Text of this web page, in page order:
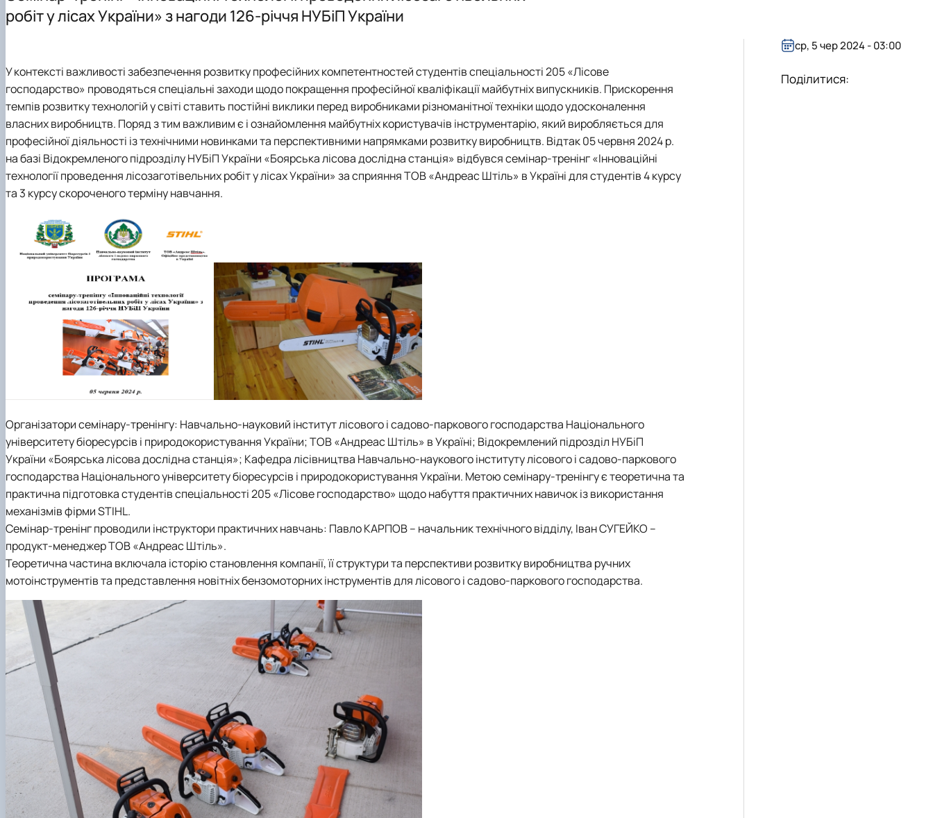
НЛ "Інженерно-технічного забезпечення лісового комплексу"
НЛ "Лісознавства та лісівництва"
ННВЛ "Загального лісівництва та охорони лісу"
Склад кафедри
Виробничі практики
Публікації
Підручники, навчальні посібники, монографії
Пам’яті Володимира Кореня
Міжнародні стандарти з гасіння пожеж
Пожежне законодавство
Публікації
Конференції та семінари
Корисні посилання
Пожежна ситуація в Україні за даними ЗМІ
Проєкти
Партнери
робіт у лісах України» з нагоди 126-річчя НУБіП України
У контексті важливості забезпечення розвитку професійних компетентностей студентів спеціальності 205 «Лісове
господарство» проводяться спеціальні заходи щодо покращення професійної кваліфікації майбутніх випускників. Прискорення
темпів розвитку технологій у світі ставить постійні виклики перед виробниками різноманітної техніки щодо удосконалення
власних виробництв. Поряд з тим важливим є і ознайомлення майбутніх користувачів інструментарію, який виробляється для
професійної діяльності із технічними новинками та перспективними напрямками розвитку виробництв. Відтак 05 червня 2024 р.
на базі Відокремленого підрозділу НУБіП України «Боярська лісова дослідна станція» відбувся семінар-тренінг «Інноваційні
технології проведення лісозаготівельних робіт у лісах України» за сприяння ТОВ «Андреас Штіль» в Україні для студентів 4 курсу
та 3 курсу скороченого терміну навчання.
Організатори семінару-тренінгу: Навчально-науковий інститут лісового і садово-паркового господарства Національного
університету біоресурсів і природокористування України; ТОВ «Андреас Штіль» в Україні; Відокремлений підрозділ НУБіП
України «Боярська лісова дослідна станція»; Кафедра лісівництва Навчально-наукового інституту лісового і садово-паркового
господарства Національного університету біоресурсів і природокористування України. Метою семінару-тренінгу є теоретична та
практична підготовка студентів спеціальності 205 «Лісове господарство» щодо набуття практичних навичок із використання
механізмів фірми STIHL.
Семінар-тренінг проводили інструктори практичних навчань: Павло КАРПОВ – начальник технічного відділу, Іван СУГЕЙКО –
продукт-менеджер ТОВ «Андреас Штіль».
Теоретична частина включала історію становлення компанії, її структури та перспективи розвитку виробництва ручних
мотоінструментів та представлення новітніх бензомоторних інструментів для лісового і садово-паркового господарства.
ср, 5 чер 2024 - 03:00
Поділитися: